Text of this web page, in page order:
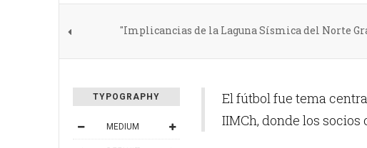
"Implicancias de la Laguna Sísmica del Norte
TYPOGRAPHY
MEDIUM
El fútbol fue tema
IIMCh, donde los